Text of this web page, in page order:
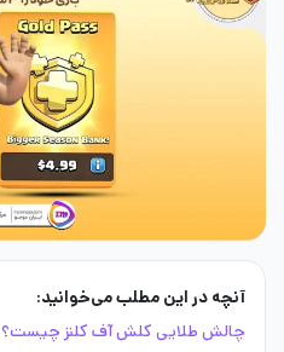
آنچه در این مطلب می‌خوانید:
چالش طلایی کلش آف کلنز چیست؟